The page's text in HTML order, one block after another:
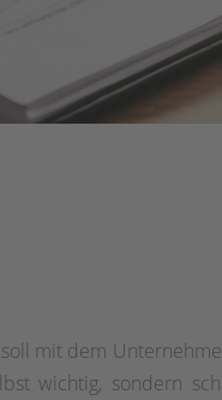
mit dem
wichtig, sondern